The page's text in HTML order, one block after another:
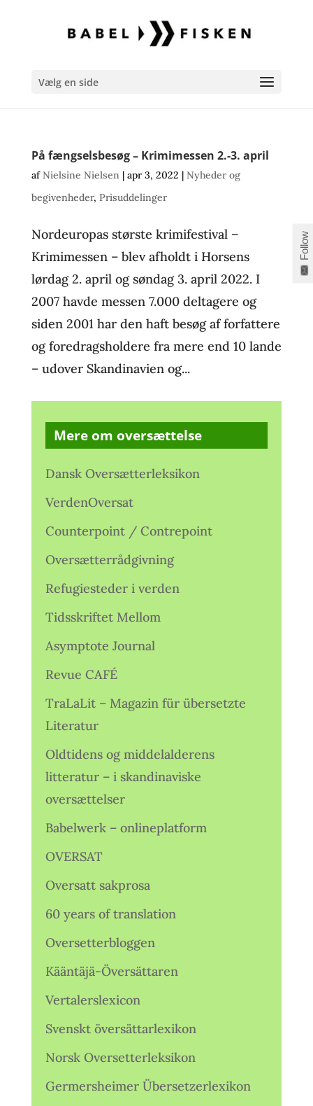
Vælg en side
På fængselsbesøg – Krimimessen 2.-3. april
afNielsine Nielsen| apr 3, 2022 | Nyheder og
begivenheder, Prisuddelinger
Nordeuropas største krimifestival –
Krimimessen – blev afholdt i Horsens
lørdag 2. april og søndag 3. april 2022. I
2007 havde messen 7.000 deltagere og
siden 2001 har den haft besøg af forfattere
og foredragsholdere fra mere end 10 lande
– udover Skandinavien og...
Mere om oversættelse
Dansk Oversætterleksikon
VerdenOversat
Counterpoint / Contrepoint
Oversætterrådgivning
Refugiesteder i verden
Tidsskriftet Mellom
Asymptote Journal
Revue CAFÉ
TraLaLit – Magazin für übersetzte
Literatur
Oldtidens og middelalderens
litteratur – i skandinaviske
oversættelser
Babelwerk – onlineplatform
OVERSAT
Oversatt sakprosa
60 years of translation
Oversetterbloggen
Kääntäjä-Översättaren
Vertalerslexicon
Svenskt översättarlexikon
Norsk Oversetterleksikon
Germersheimer Übersetzerlexikon
Follow